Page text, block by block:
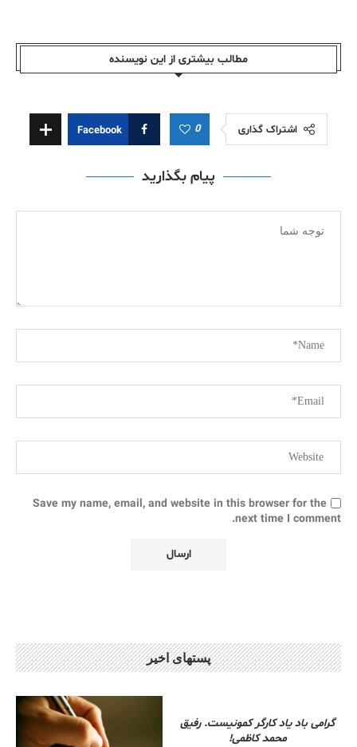
مطالب بیشتری از این نویسندە
اشتراک گذاری 0
Facebook
پیام بگذارید
Save my name, email, and website in this browser for the
next time I comment.
پستهای اخیر
گرامی باد یاد کارگر کمونیست. رفیق
محمد کاظمی!